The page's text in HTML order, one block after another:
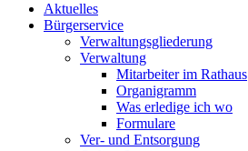
Aktuelles
Bürgerservice
Verwaltungsgliederung
Verwaltung
Mitarbeiter im Rathaus
Organigramm
Was erledige ich wo
Formulare
Ver- und Entsorgung